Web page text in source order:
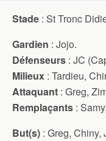
Stade : St Tronc
Gardien : Jojo.
Défenseurs : JC
Milieux : Tardieu,
Attaquant : Greg,
Remplaçants :
But(s) : Greg, Chiny,